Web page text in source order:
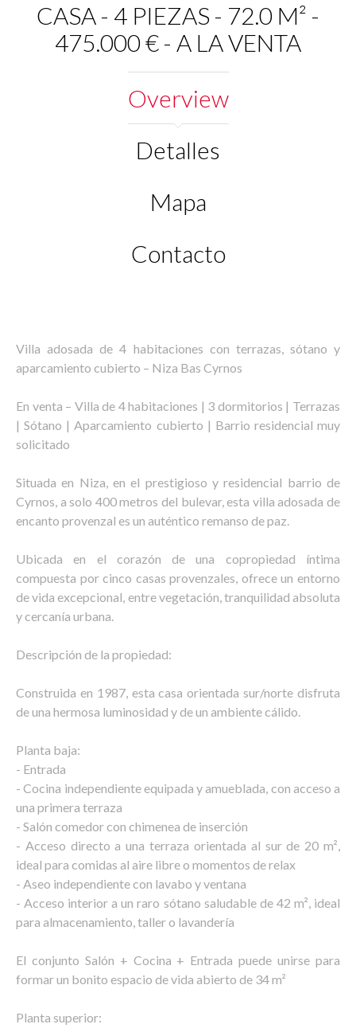
CASA - 4 PIEZAS - 72.0 M² -
475.000 € - A LA VENTA
Overview
Detalles
Mapa
Contacto
Villa adosada de 4 habitaciones con terrazas, sótano y
aparcamiento cubierto – Niza Bas Cyrnos
En venta – Villa de 4 habitaciones | 3 dormitorios | Terrazas
| Sótano | Aparcamiento cubierto | Barrio residencial muy
solicitado
Situada en Niza, en el prestigioso y residencial barrio de
Cyrnos, a solo 400 metros del bulevar, esta villa adosada de
encanto provenzal es un auténtico remanso de paz.
Ubicada en el corazón de una copropiedad íntima
compuesta por cinco casas provenzales, ofrece un entorno
de vida excepcional, entre vegetación, tranquilidad absoluta
y cercanía urbana.
Descripción de la propiedad:
Construida en 1987, esta casa orientada sur/norte disfruta
de una hermosa luminosidad y de un ambiente cálido.
Planta baja:
- Entrada
- Cocina independiente equipada y amueblada, con acceso a
una primera terraza
- Salón comedor con chimenea de inserción
- Acceso directo a una terraza orientada al sur de 20 m²,
ideal para comidas al aire libre o momentos de relax
- Aseo independiente con lavabo y ventana
- Acceso interior a un raro sótano saludable de 42 m², ideal
para almacenamiento, taller o lavandería
El conjunto Salón + Cocina + Entrada puede unirse para
formar un bonito espacio de vida abierto de 34 m²
Planta superior: